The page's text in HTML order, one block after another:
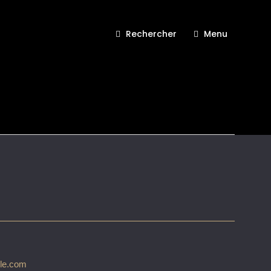
Rechercher Menu